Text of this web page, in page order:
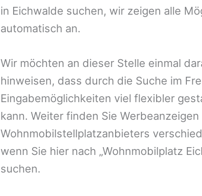
in Eichwalde suchen, wir zeigen alle
automatisch an.
Wir möchten an dieser Stelle einmal
hinweisen, dass durch die Suche im
Eingabemöglichkeiten viel flexibler
kann. Weiter finden Sie Werbeanzeigen
Wohnmobilstellplatzanbieters
wenn Sie hier nach „Wohnmobilplatz
suchen.